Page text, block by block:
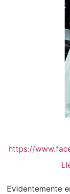
https://
Evidentemente